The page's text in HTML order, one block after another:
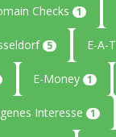
Checks 1
5 E-A-T
E-Money 1
Interesse 1